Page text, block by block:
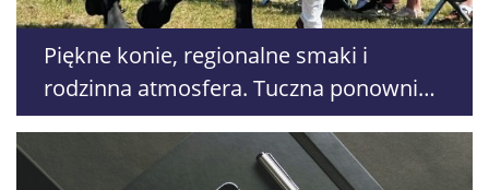
Piękne konie, regionalne smaki i
rodzinna atmosfera. Tuczna ponownie
przyciąga tłumy